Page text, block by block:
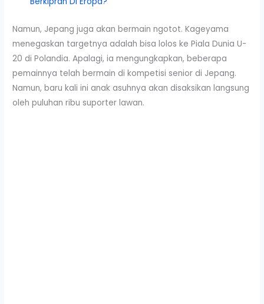
Namun, Jepang juga akan bermain ngotot. Kageyama
menegaskan targetnya adalah bisa lolos ke Piala Dunia U-
20 di Polandia. Apalagi, ia mengungkapkan, beberapa
pemainnya telah bermain di kompetisi senior di Jepang.
Namun, baru kali ini anak asuhnya akan disaksikan langsung
oleh puluhan ribu suporter lawan.